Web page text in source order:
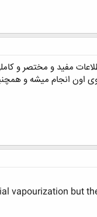
مفید و مختصر و
اون انجام میشه و
vapourization but